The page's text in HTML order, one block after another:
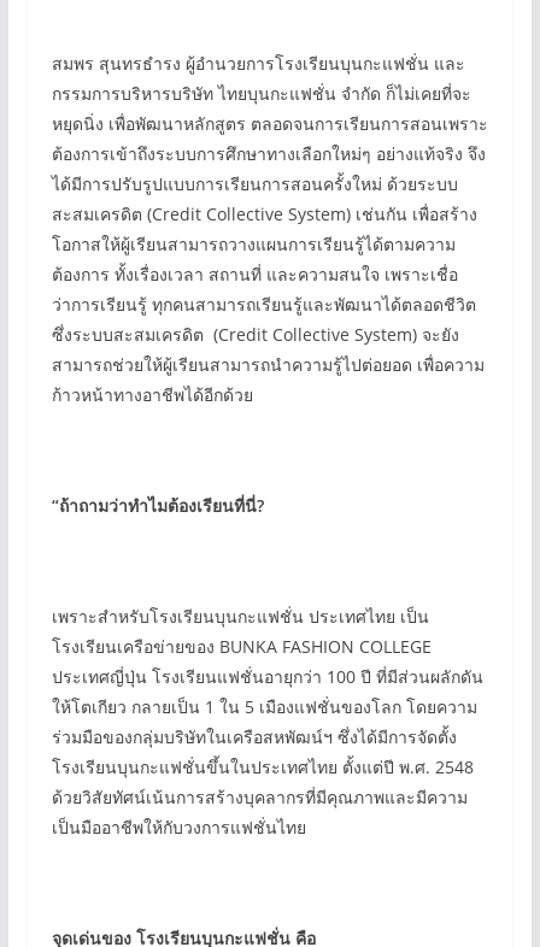
สมพร สุนทรธำรง ผู้อำนวยการโรงเรียนบุนกะแฟชั่น และ
กรรมการบริหารบริษัท ไทยบุนกะแฟชั่น จำกัด ก็ไม่เคยที่จะ
หยุดนิ่ง เพื่อพัฒนาหลักสูตร ตลอดจนการเรียนการสอนเพราะ
ต้องการเข้าถึงระบบการศึกษาทางเลือกใหม่ๆ อย่างแท้จริง จึง
ได้มีการปรับรูปแบบการเรียนการสอนครั้งใหม่ ด้วยระบบ
สะสมเครดิต (Credit Collective System) เช่นกัน เพื่อสร้าง
โอกาสให้ผู้เรียนสามารถวางแผนการเรียนรู้ได้ตามความ
ต้องการ ทั้งเรื่องเวลา สถานที่ และความสนใจ เพราะเชื่อ
ว่าการเรียนรู้ ทุกคนสามารถเรียนรู้และพัฒนาได้ตลอดชีวิต
ซึ่งระบบสะสมเครดิต (Credit Collective System) จะยัง
สามารถช่วยให้ผู้เรียนสามารถนำความรู้ไปต่อยอด เพื่อความ
ก้าวหน้าทางอาชีพได้อีกด้วย
“ถ้าถามว่าทำไมต้องเรียนที่นี่?
เพราะสำหรับโรงเรียนบุนกะแฟชั่น ประเทศไทย เป็น
โรงเรียนเครือข่ายของ BUNKA FASHION COLLEGE
ประเทศญี่ปุ่น โรงเรียนแฟชั่นอายุกว่า 100 ปี ที่มีส่วนผลักดัน
ให้โตเกียว กลายเป็น 1 ใน 5 เมืองแฟชั่นของโลก โดยความ
ร่วมมือของกลุ่มบริษัทในเครือสหพัฒน์ฯ ซึ่งได้มีการจัดตั้ง
โรงเรียนบุนกะแฟชั่นขึ้นในประเทศไทย ตั้งแต่ปี พ.ศ. 2548
ด้วยวิสัยทัศน์เน้นการสร้างบุคลากรที่มีคุณภาพและมีความ
เป็นมืออาชีพให้กับวงการแฟชั่นไทย
จุดเด่นของ โรงเรียนบุนกะแฟชั่น คือ